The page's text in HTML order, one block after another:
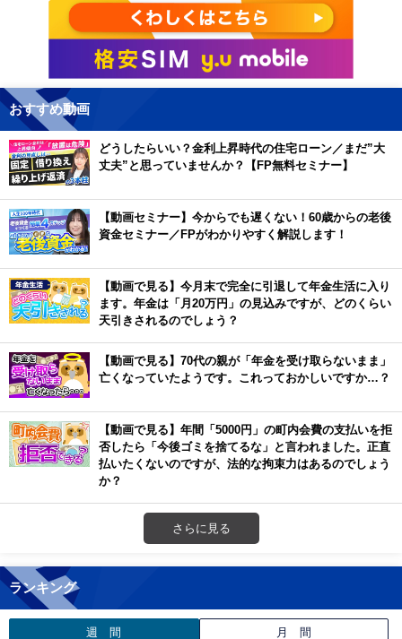
おすすめ動画
どうしたらいい？金利上昇時代の住宅ローン／まだ”大
丈夫”と思っていませんか？【FP無料セミナー】
【動画セミナー】今からでも遅くない！60歳からの老後
資金セミナー／FPがわかりやすく解説します！
【動画で見る】今月末で完全に引退して年金生活に入り
ます。年金は「月20万円」の見込みですが、どのくらい
天引きされるのでしょう？
【動画で見る】70代の親が「年金を受け取らないまま」
亡くなっていたようです。これっておかしいですか…？
【動画で見る】年間「5000円」の町内会費の支払いを拒
否したら「今後ゴミを捨てるな」と言われました。正直
払いたくないのですが、法的な拘束力はあるのでしょう
か？
さらに見る
ランキング
週 間 月 間